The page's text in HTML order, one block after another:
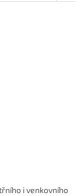
i venkovního